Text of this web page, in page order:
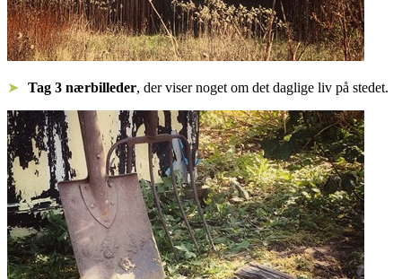
Tag 3 nærbilleder, der viser noget om det daglige liv på stedet.